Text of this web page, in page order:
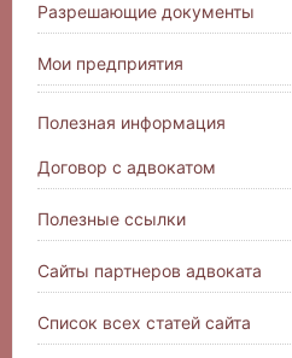
Разрешающие документы
Мои предприятия
Полезная информация
Договор с адвокатом
Полезные ссылки
Сайты партнеров адвоката
Список всех статей сайта